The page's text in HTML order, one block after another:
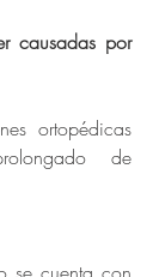
causadas por
ortopédicas
de